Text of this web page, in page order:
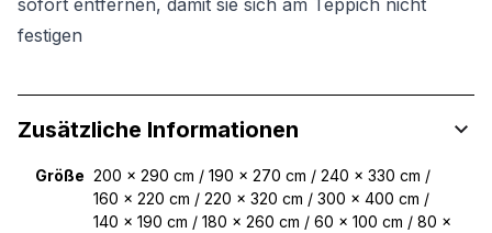
sofort entfernen, damit sie sich am Teppich nicht
festigen
Zusätzliche Informationen
Größe 200 x 290 cm / 190 x 270 cm / 240 x 330 cm /
160 x 220 cm / 220 x 320 cm / 300 x 400 cm /
140 x 190 cm / 180 x 260 cm / 60 x 100 cm / 80 x